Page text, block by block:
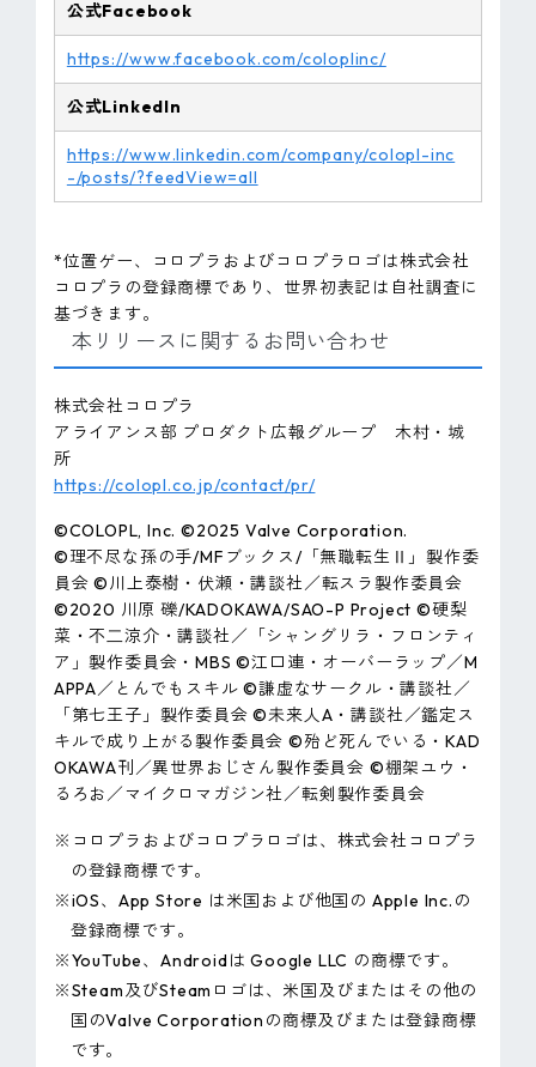
公式Facebook
https://www.facebook.com/coloplinc/
公式LinkedIn
https://www.linkedin.com/company/colopl-inc
-/posts/?feedView=all
*位置ゲー、コロプラおよびコロプラロゴは株式会社
コロプラの登録商標であり、世界初表記は自社調査に
基づきます。
本リリースに関するお問い合わせ
株式会社コロプラ
アライアンス部 プロダクト広報グループ 木村・城
所
https://colopl.co.jp/contact/pr/
©COLOPL, Inc. ©2025 Valve Corporation.
©理不尽な孫の手/MFブックス/「無職転生Ⅱ」製作委
員会 ©川上泰樹・伏瀬・講談社／転スラ製作委員会
©2020 川原 礫/KADOKAWA/SAO-P Project ©硬梨
菜・不⼆涼介・講談社／「シャングリラ・フロンティ
ア」製作委員会・MBS ©江口連・オーバーラップ／M
APPA／とんでもスキル ©謙虚なサークル・講談社／
「第七王子」製作委員会 ©未来人A・講談社／鑑定ス
キルで成り上がる製作委員会 ©殆ど死んでいる・KAD
OKAWA刊／異世界おじさん製作委員会 ©棚架ユウ・
るろお／マイクロマガジン社／転剣製作委員会
※コロプラおよびコロプラロゴは、株式会社コロプラ
の登録商標です。
※iOS、App Store は米国および他国の Apple Inc.の
登録商標です。
※YouTube、Androidは Google LLC の商標です。
※Steam及びSteamロゴは、米国及びまたはその他の
国のValve Corporationの商標及びまたは登録商標
です。